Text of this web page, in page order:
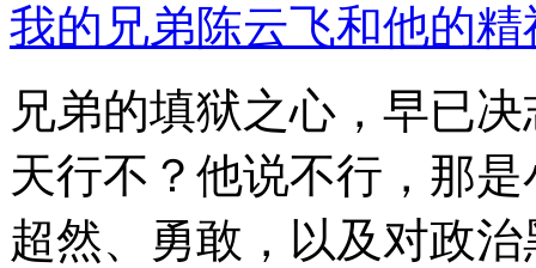
我的兄弟陈云飞和他的
兄弟的填狱之心，早已
天行不？他说不行，那
超然、勇敢，以及对政